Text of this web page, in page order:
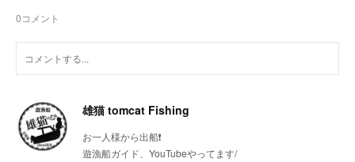
0コメント
雄猫 tomcat Fishing
お一人様から出船❗
遊漁船ガイド、YouTubeやってます/